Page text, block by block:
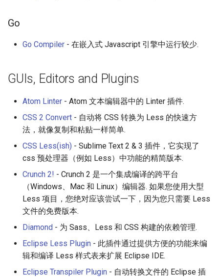
Go
Go Compiler - 在嵌入式 Javascript 引擎中运行较少.
GUIs, Editors and Plugins
Atom Linter - Atom 文本编辑器中的 Linter 插件.
CSS 2 Convert - 自动将 CSS 转换为 Less 的快速方
法，就像复制和粘贴一样简单.
CSS Less(ish) - Sublime Text 2 & 3 插件，它实现了
css 预处理器（例如 Less）中功能的精简版本.
Crunch 2! - Crunch 2 是一个集成编译的跨平台
（Windows、Mac 和 Linux）编辑器. 如果您使用大型
Less 项目，您绝对应该尝试一下，因为您只需要 Less
文件的免费版本.
Diamond - 为 Sass、Less 和 CSS 构建的依赖管理.
Eclipse Less Plugin - 此插件通过提供方便的功能来编
辑和编译 Less 样式表来扩展 Eclipse IDE.
Eclipse Transpiler Plugin - 自动转换文件的 Eclipse 插